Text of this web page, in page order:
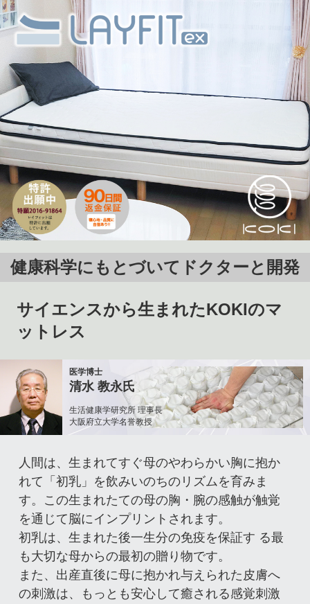
健康科学にもとづいてドクターと開発
サイエンスから生まれたKOKIのマ
ットレス
医学博士
清水 教永氏
生活健康学研究所 理事長
大阪府立大学名誉教授
人間は、生まれてすぐ母のやわらかい胸に抱か
れて「初乳」を飲みいのちのリズムを育みま
す。この生まれたての母の胸・腕の感触が触覚
を通じて脳にインプリントされます。
初乳は、生まれた後一生分の免疫を保証す る最
も大切な母からの最初の贈り物です。
また、出産直後に母に抱かれ与えられた皮膚へ
の刺激は、もっとも安心して癒される感覚刺激